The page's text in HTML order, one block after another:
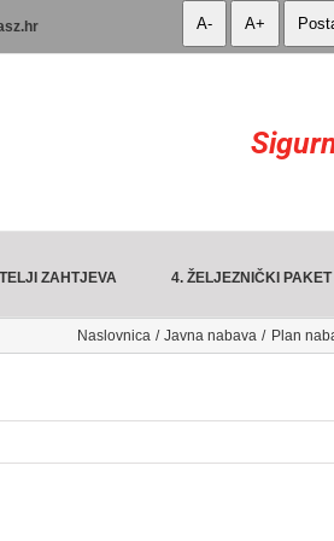
A- A+
ZAHTJEVA 4. ŽELJEZNIČKI PAKET
Naslovnica Javna nabava Plan